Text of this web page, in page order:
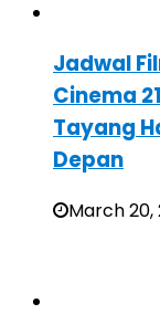
Jadwal
Cinema
Tayang
Depan
March 20,